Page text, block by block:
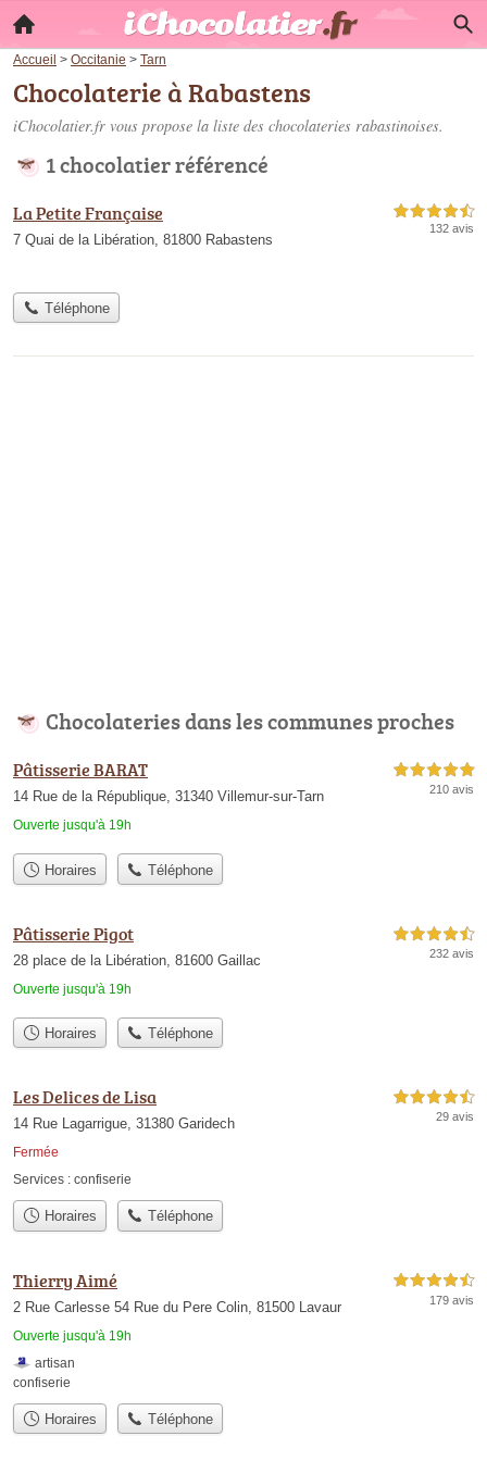
Accueil > Occitanie > Tarn
Chocolaterie à Rabastens
iChocolatier.fr vous propose la liste des chocolateries rabastinoises.
1 chocolatier référencé
La Petite Française
7 Quai de la Libération, 81800 Rabastens
4,5 étoiles sur 5
132 avis
Téléphone
Chocolateries dans les communes proches
Pâtisserie BARAT
14 Rue de la République, 31340 Villemur-sur-Tarn
Ouverte jusqu'à 19h
5,0 étoiles sur 5
210 avis
Horaires Téléphone
Pâtisserie Pigot
28 place de la Libération, 81600 Gaillac
Ouverte jusqu'à 19h
4,5 étoiles sur 5
232 avis
Horaires Téléphone
Les Delices de Lisa
14 Rue Lagarrigue, 31380 Garidech
Fermée
4,5 étoiles sur 5
29 avis
Services : confiserie
Horaires Téléphone
Thierry Aimé
2 Rue Carlesse 54 Rue du Pere Colin, 81500 Lavaur
Ouverte jusqu'à 19h
4,5 étoiles sur 5
179 avis
artisan
confiserie
Horaires Téléphone